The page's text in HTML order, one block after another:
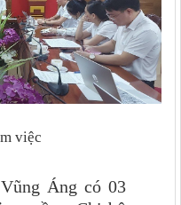
việc
Áng có 03